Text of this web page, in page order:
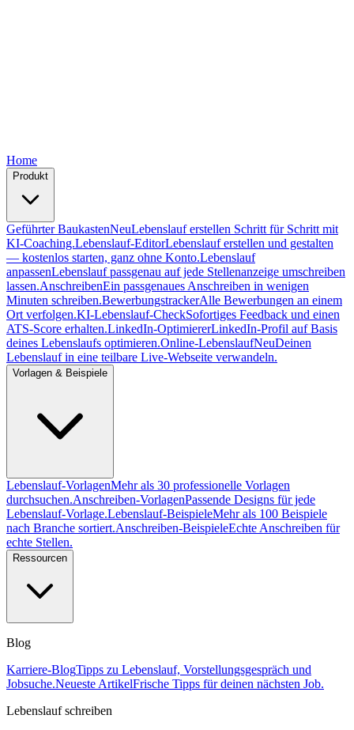
Home
Produkt
Geführter BaukastenNeuLebenslauf erstellen Schritt für Schritt mit
KI-Coaching.Lebenslauf-EditorLebenslauf erstellen und gestalten
— kostenlos starten, ganz ohne Konto.Lebenslauf
anpassenLebenslauf passgenau auf jede Stellenanzeige umschreiben
lassen.AnschreibenEin passgenaues Anschreiben in wenigen
Minuten schreiben.BewerbungstrackerAlle Bewerbungen an einem
Ort verfolgen.KI-Lebenslauf-CheckSofortiges Feedback und einen
ATS-Score erhalten.LinkedIn-OptimiererLinkedIn-Profil auf Basis
deines Lebenslaufs optimieren.Online-LebenslaufNeuDeinen
Lebenslauf in eine teilbare Live-Webseite verwandeln.
Vorlagen & Beispiele
Lebenslauf-VorlagenMehr als 30 professionelle Vorlagen
durchsuchen.Anschreiben-VorlagenPassende Designs für jede
Lebenslauf-Vorlage.Lebenslauf-BeispieleMehr als 100 Beispiele
nach Branche sortiert.Anschreiben-BeispieleEchte Anschreiben für
echte Stellen.
Ressourcen
Blog
Karriere-BlogTipps zu Lebenslauf, Vorstellungsgespräch und
Jobsuche.Neueste ArtikelFrische Tipps für deinen nächsten Job.
Lebenslauf schreiben